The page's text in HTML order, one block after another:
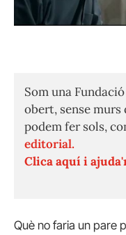
Som una
obert, sense murs
podem fer sols,
editorial.
Clica aquí i
Què no faria un pare